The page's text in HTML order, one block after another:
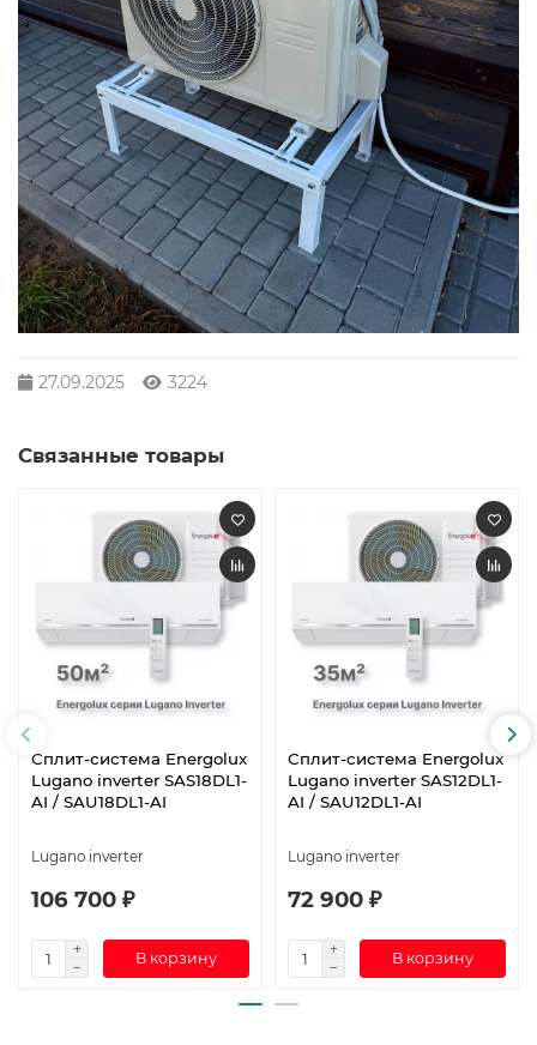
27.09.2025 3224
Связанные товары
Сплит-система Energolux
Lugano inverter SAS18DL1-
AI / SAU18DL1-AI
Lugano inverter
106 700 ₽
В корзину
Сплит-система Energolux
Lugano inverter SAS12DL1-
AI / SAU12DL1-AI
Lugano inverter
72 900 ₽
В корзину